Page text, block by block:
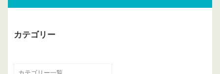
カテゴリー